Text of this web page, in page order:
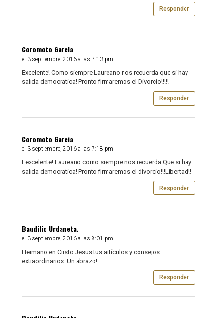
Responder
Coromoto Garcia
el 3 septiembre, 2016 a las 7:13 pm
Excelente! Como siempre Laureano nos recuerda que si hay
salida democratica! Pronto firmaremos el Divorcio!!!!!
Responder
Coromoto Garcia
el 3 septiembre, 2016 a las 7:18 pm
Eexcelente! Laureano como siempre nos recuerda Que si hay
salida democratica! Pronto firmaremos el divorcio!!!Libertad!!
Responder
Baudilio Urdaneta.
el 3 septiembre, 2016 a las 8:01 pm
Hermano en Cristo Jesus tus artículos y consejos
extraordinarios. Un abrazo!.
Responder